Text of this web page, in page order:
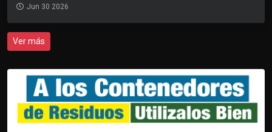
Jun 30 2026
Ver más